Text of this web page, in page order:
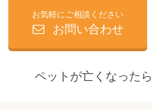
お気軽にご相談ください
お問い合わせ
ペットが亡くなったら